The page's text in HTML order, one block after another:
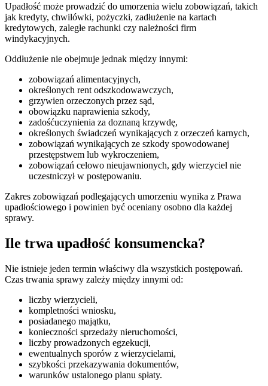
Upadłość może prowadzić do umorzenia wielu zobowiązań, takich
jak kredyty, chwilówki, pożyczki, zadłużenie na kartach
kredytowych, zaległe rachunki czy należności firm
windykacyjnych.
Oddłużenie nie obejmuje jednak między innymi:
zobowiązań alimentacyjnych,
określonych rent odszkodowawczych,
grzywien orzeczonych przez sąd,
obowiązku naprawienia szkody,
zadośćuczynienia za doznaną krzywdę,
określonych świadczeń wynikających z orzeczeń karnych,
zobowiązań wynikających ze szkody spowodowanej
przestępstwem lub wykroczeniem,
zobowiązań celowo nieujawnionych, gdy wierzyciel nie
uczestniczył w postępowaniu.
Zakres zobowiązań podlegających umorzeniu wynika z Prawa
upadłościowego i powinien być oceniany osobno dla każdej
sprawy.
Ile trwa upadłość konsumencka?
Nie istnieje jeden termin właściwy dla wszystkich postępowań.
Czas trwania sprawy zależy między innymi od:
liczby wierzycieli,
kompletności wniosku,
posiadanego majątku,
konieczności sprzedaży nieruchomości,
liczby prowadzonych egzekucji,
ewentualnych sporów z wierzycielami,
szybkości przekazywania dokumentów,
warunków ustalonego planu spłaty.